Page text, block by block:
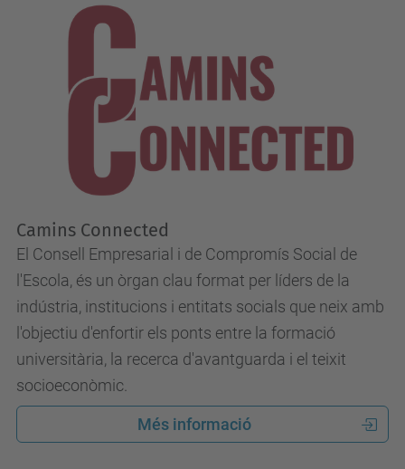
Camins Connected
El Consell Empresarial i de Compromís Social de
l'Escola, és un òrgan clau format per líders de la
indústria, institucions i entitats socials que neix amb
l'objectiu d'enfortir els ponts entre la formació
universitària, la recerca d'avantguarda i el teixit
socioeconòmic.
Més informació